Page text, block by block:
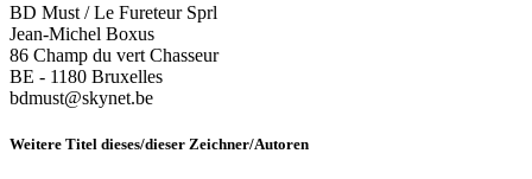
BD Must / Le Fureteur Sprl
Jean-Michel Boxus
86 Champ du vert Chasseur
BE - 1180 Bruxelles
bdmust@skynet.be
Weitere Titel dieses/dieser Zeichner/Autoren